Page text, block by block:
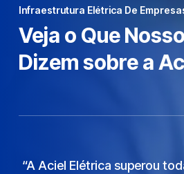
Infraestrutura Elétrica De
Veja o Que
Dizem sobre a
“A Aciel Elétrica superou